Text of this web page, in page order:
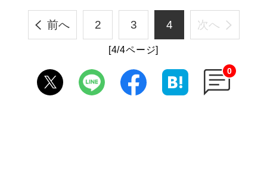
前へ 2 3 4 次へ
[4/4ページ]
0